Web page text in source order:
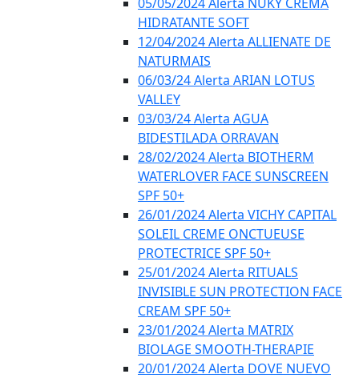
HIDRATANTE SOFT
12/04/2024 Alerta ALLIENATE DE
NATURMAIS
06/03/24 Alerta ARIAN LOTUS
VALLEY
03/03/24 Alerta AGUA
BIDESTILADA ORRAVAN
28/02/2024 Alerta BIOTHERM
WATERLOVER FACE SUNSCREEN
SPF 50+
26/01/2024 Alerta VICHY CAPITAL
SOLEIL CREME ONCTUEUSE
PROTECTRICE SPF 50+
25/01/2024 Alerta RITUALS
INVISIBLE SUN PROTECTION FACE
CREAM SPF 50+
23/01/2024 Alerta MATRIX
BIOLAGE SMOOTH-THERAPIE
20/01/2024 Alerta DOVE NUEVO